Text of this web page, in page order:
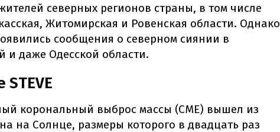
северных регионов страны, в том числе
Житомирская и Ровенская области. Однако
сообщения о северном сиянии в
и даже Одесской области.
корональный выброс массы (CME) вышел из
на Солнце, размеры которого в двадцать раз